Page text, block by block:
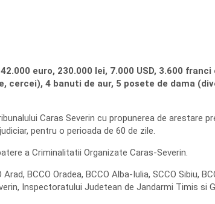
euro, 230.000 lei, 7.000 USD, 3.600
4 banuti de aur, 5 posete de dama
Caras Severin cu propunerea de arestare
pentru o perioada de 60 de zile.
a Criminalitatii Organizate Caras-Severin.
BCCO Oradea, BCCO Alba-Iulia, SCCO Sibiu,
Inspectoratului Judetean de Jandarmi Timis si